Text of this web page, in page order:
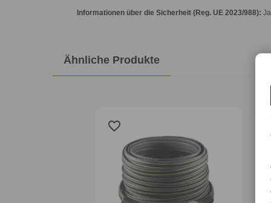
Informationen über die Sicherheit (Reg. UE 2023/988):
Ähnliche Produkte
favorite_border